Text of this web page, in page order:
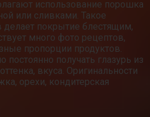
использование порошка
или сливками. Такое
делает покрытие блестящим,
много фото рецептов,
пропорции продуктов.
получать глазурь из
вкуса. Оригинальности
орехи, кондитерская